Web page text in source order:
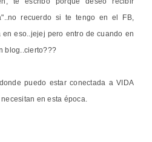
recuerdo si te tengo en el FB,
eso..jejej pero entro de cuando en
blog..cierto???
puedo estar conectada a VIDA
en esta época.